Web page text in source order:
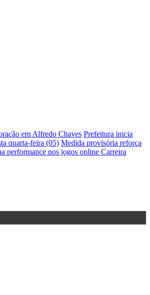
em Alfredo Chaves Prefeitura inicia
quarta-feira (05) Medida provisória reforça
performance nos jogos online Carreira